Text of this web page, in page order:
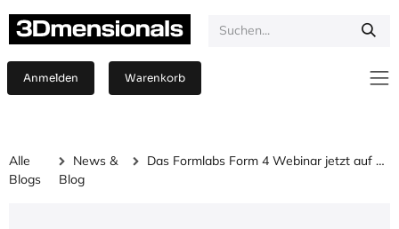
Anmelden Warenkorb
Alle
Blogs
News &
Blog
Das Formlabs Form 4 Webinar jetzt auf Youtube ansehen